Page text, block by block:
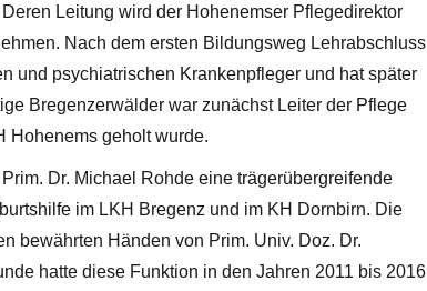
Leitung wird der Hohenemser Pflegedirektor
Nach dem ersten Bildungsweg Lehrabschluss
und psychiatrischen Krankenpfleger und hat später
Bregenzerwälder war zunächst Leiter der Pflege
Hohenems geholt wurde.
Dr. Michael Rohde eine trägerübergreifende
im LKH Bregenz und im KH Dornbirn. Die
bewährten Händen von Prim. Univ. Doz. Dr.
hatte diese Funktion in den Jahren 2011 bis 2016